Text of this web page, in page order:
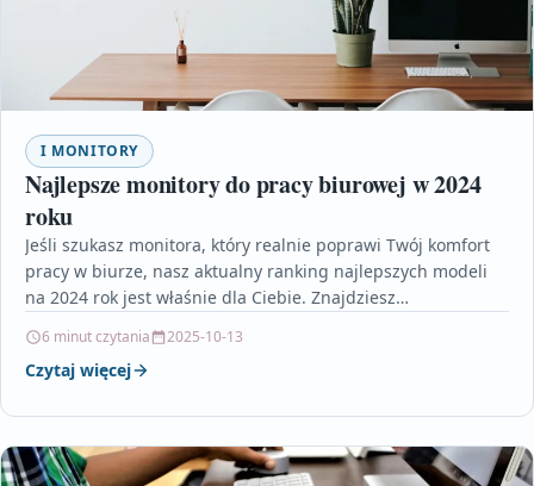
I MONITORY
Najlepsze monitory do pracy biurowej w 2024
roku
Jeśli szukasz monitora, który realnie poprawi Twój komfort
pracy w biurze, nasz aktualny ranking najlepszych modeli
na 2024 rok jest właśnie dla Ciebie. Znajdziesz…
6 minut czytania 2025-10-13
Czytaj więcej